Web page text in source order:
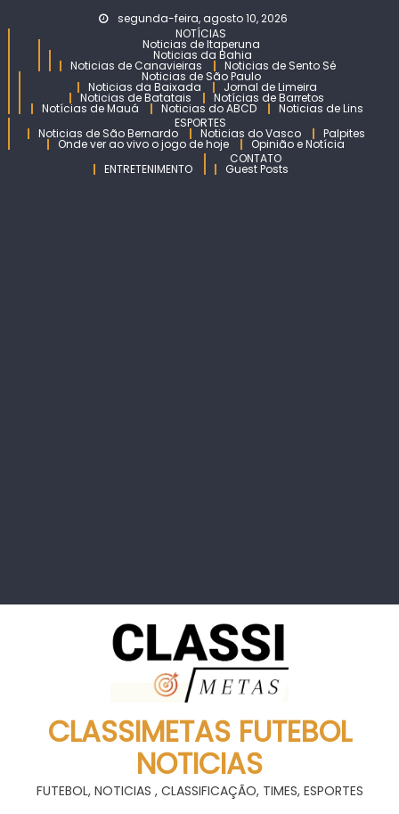
to
content
segunda-feira, agosto 10, 2026
NOTÍCIAS
Noticias de Itaperuna
Noticias da Bahia
Noticias de Canavieiras Noticias de Sento Sé
Noticias de São Paulo
Noticias da Baixada Jornal de Limeira
Noticias de Batatais Notícias de Barretos
Notícias de Mauá Noticias do ABCD
Noticias de Lins
ESPORTES
Noticias de São Bernardo Noticias do Vasco Palpites
Onde ver ao vivo o jogo de hoje
Opinião e Notícia
ENTRETENIMENTO
CONTATO
Guest Posts
CLASSIMETAS FUTEBOL
NOTICIAS
FUTEBOL, NOTICIAS , CLASSIFICAÇÃO, TIMES, ESPORTES